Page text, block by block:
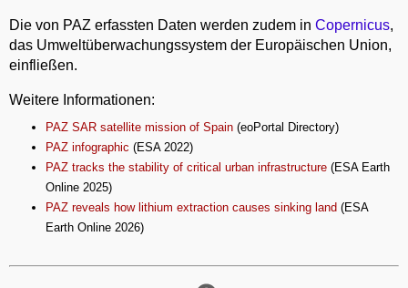
Die von PAZ erfassten Daten werden zudem in Copernicus,
das Umweltüberwachungssystem der Europäischen Union,
einfließen.
Weitere Informationen:
PAZ SAR satellite mission of Spain (eoPortal Directory)
PAZ infographic (ESA 2022)
PAZ tracks the stability of critical urban infrastructure (ESA Earth
Online 2025)
PAZ reveals how lithium extraction causes sinking land (ESA
Earth Online 2026)